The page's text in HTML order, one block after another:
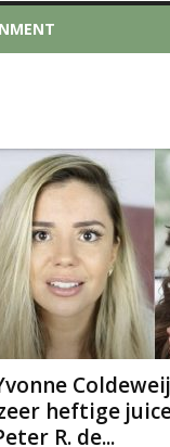
heftige
R. de...